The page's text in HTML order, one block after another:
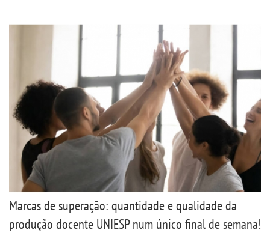
Marcas de superação: quantidade e qualidade da
produção docente UNIESP num único final de semana!